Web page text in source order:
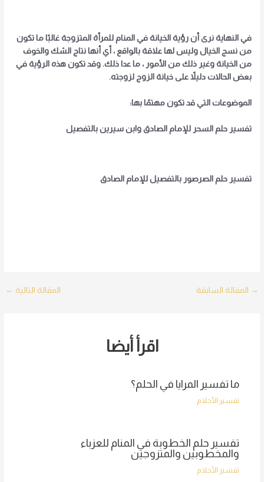
في النهاية نرى أن رؤية الخيانة في المنام للمرأة المتزوجة غالبًا ما تكون
من نسج الخيال وليس لها علاقة بالواقع ، أي أنها نتاج الشك والخوف
من الخيانة وغير ذلك من الأمور ، ما عدا ذلك. وقد تكون هذه الرؤية في
بعض الحالات دليلاً على خيانة الزوج لزوجته.
الموضوعات التي قد تكون مهتمًا بها:
تفسير حلم السحر للإمام الصادق وابن سيرين بالتفصيل
تفسير حلم الصرصور بالتفصيل للإمام الصادق
Post
→ المقالة السابقة المقالة التالية ←
اقرأ أيضا
ما تفسير المرايا في الحلم؟
تفسير الأحلام
تفسير حلم الخطوبة في المنام للعزباء
والمخطوبين والمتزوجين
تفسير الأحلام